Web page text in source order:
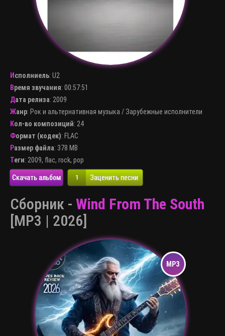
Исполниель: U2
Время звучания: 00:57:51
Дата релиза: 2009
Жанр: Рок и альтернативная музыка / Зарубежные исполнители
Кол-во композиций: 24
Формат (кодек): FLAC
Размер файла: 378 MB
Теги: 2009, flac, rock, pop
Скачать альбом 1 Заценить песни
Сборник - Wind From The South
[MP3 | 2026]